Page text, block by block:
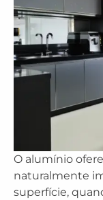
O alumínio
naturalmente
superfície,